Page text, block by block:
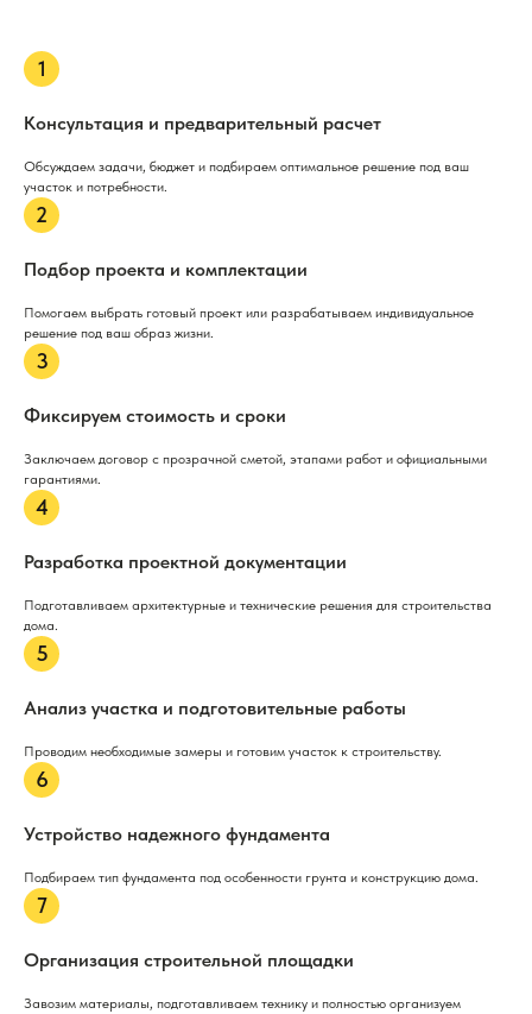
Консультация и предварительный расчет
Обсуждаем задачи, бюджет и подбираем оптимальное решение под ваш
участок и потребности.
Подбор проекта и комплектации
Помогаем выбрать готовый проект или разрабатываем индивидуальное
решение под ваш образ жизни.
Фиксируем стоимость и сроки
Заключаем договор с прозрачной сметой, этапами работ и официальными
гарантиями.
Разработка проектной документации
Подготавливаем архитектурные и технические решения для строительства
дома.
Анализ участка и подготовительные работы
Проводим необходимые замеры и готовим участок к строительству.
Устройство надежного фундамента
Подбираем тип фундамента под особенности грунта и конструкцию дома.
Организация строительной площадки
Завозим материалы, подготавливаем технику и полностью организуем